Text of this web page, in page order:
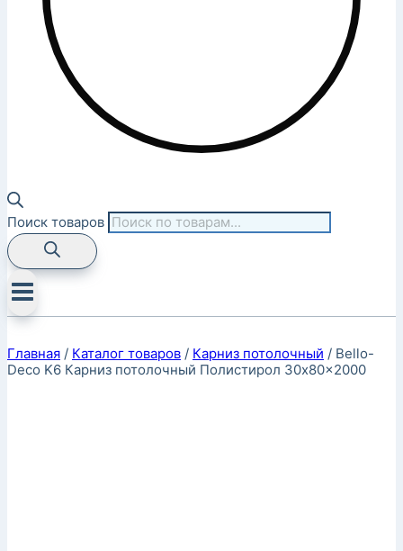
Поиск товаров
Главная / Каталог товаров / Карниз потолочный / Bello-
Deco K6 Карниз потолочный Полистирол 30x80x2000